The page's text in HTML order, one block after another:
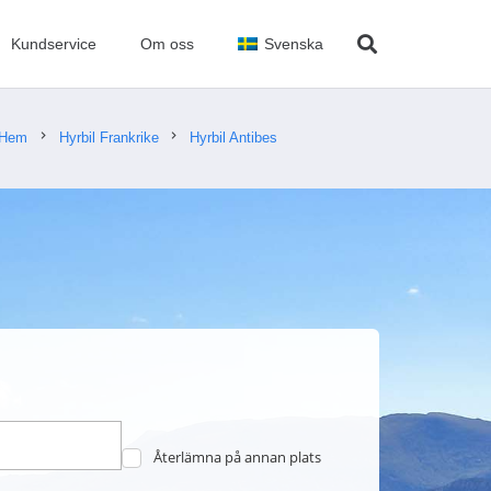
Kundservice Om oss Svenska
chevron_right Hyrbil Frankrike chevron_right Hyrbil Antibes
Återlämna på annan plats